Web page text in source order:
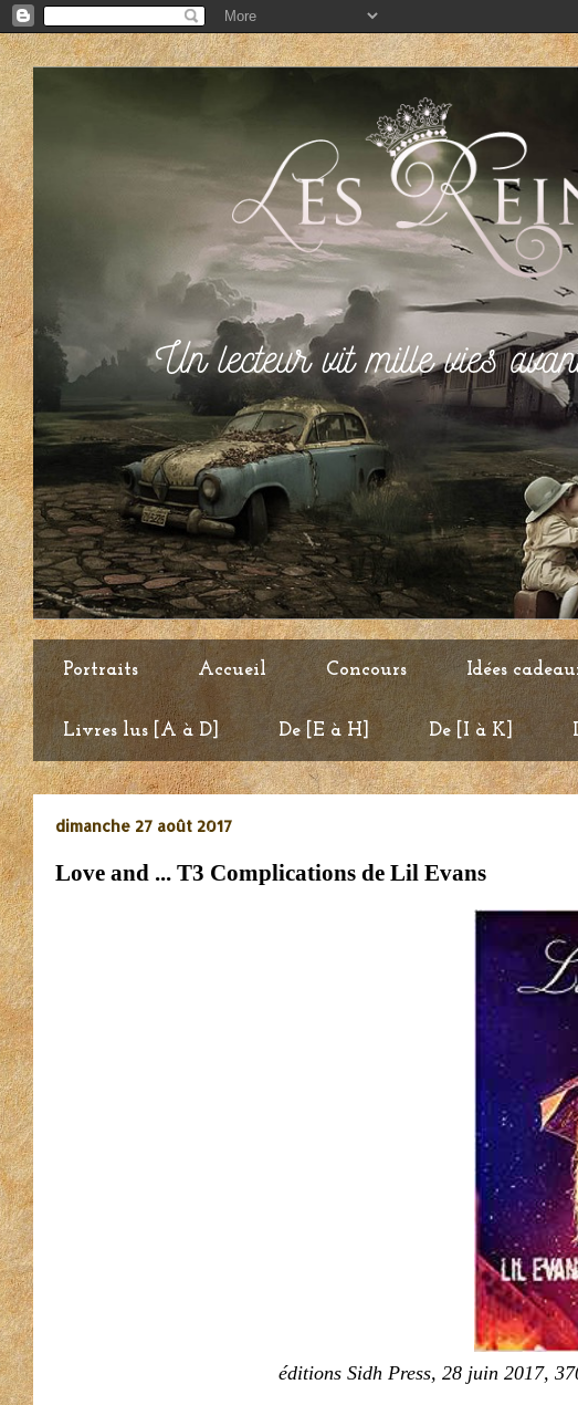
Portraits Accueil Concours Idées
Livres lus [A à D] De [E à H] De [I à K]
dimanche 27 août 2017
Love and ... T3 Complications de Lil Evans
éditions Sidh Press, 28 juin 2017,